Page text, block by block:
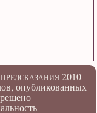
2010-
опубликованных